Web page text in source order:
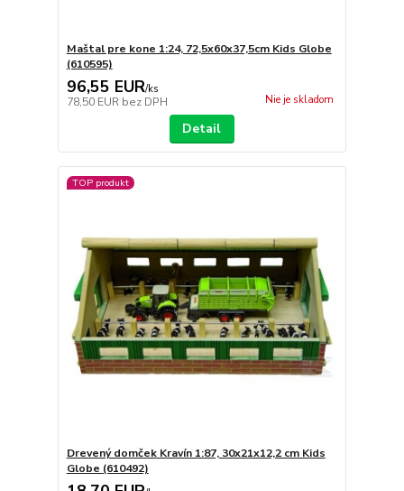
Maštal pre kone 1:24, 72,5x60x37,5cm Kids Globe
(610595)
96,55 EUR/ks
78,50 EUR bez DPH Nie je skladom
Detail
TOP produkt
Drevený domček Kravín 1:87, 30x21x12,2 cm Kids
Globe (610492)